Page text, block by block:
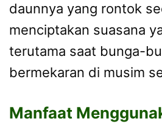
daunnya yang rontok
menciptakan suasana
terutama saat bunga-
bermekaran di musim
Manfaat